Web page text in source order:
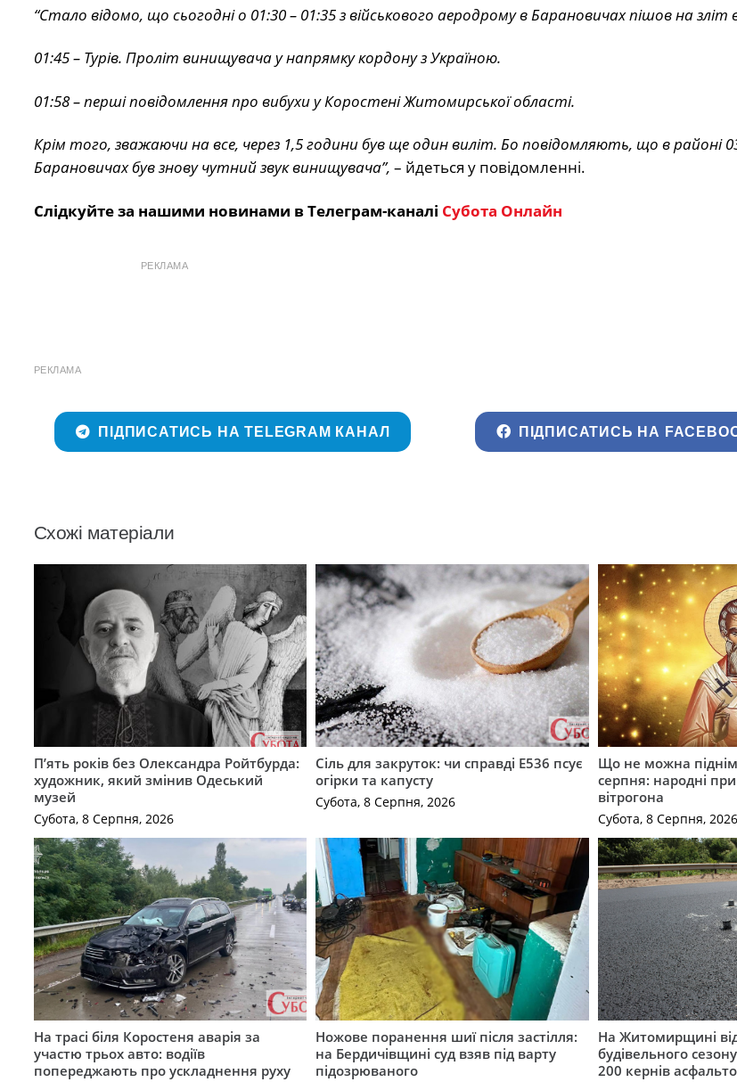
“Стало відомо, що сьогодні о 01:30 – 01:35 з військового аеродрому в Барановичах пішов на
01:45 – Турів. Проліт винищувача у напрямку кордону з Україною.
01:58 – перші повідомлення про вибухи у Коростені Житомирської області.
Крім того, зважаючи на все, через 1,5 години був ще один виліт. Бо повідомляють, що в районі
Барановичах був знову чутний звук винищувача”, – йдеться у повідомленні.
Слідкуйте за нашими новинами в Телеграм-каналі Субота Онлайн
РЕКЛАМА
РЕКЛАМА
ПІДПИСАТИСЬ НА TELEGRAM КАНАЛ ПІДПИСАТИСЬ НА
Схожі матеріали
П’ять років без Олександра Ройтбурда:
художник, який змінив Одеський
музей
Субота, 8 Серпня, 2026
Сіль для закруток: чи справді Е536 псує
огірки та капусту
Субота, 8 Серпня, 2026
Що не можна
серпня: народні
вітрогона
Субота, 8 Серпня, 2026
На трасі біля Коростеня аварія за
участю трьох авто: водіїв
попереджають про ускладнення руху
Ножове поранення шиї після застілля:
на Бердичівщині суд взяв під варту
підозрюваного
На Житомирщині
будівельного
200 кернів